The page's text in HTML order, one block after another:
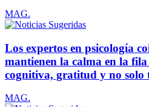
MAG.
Los expertos en psicología
mantienen la calma en la
cognitiva, gratitud y no solo
MAG.